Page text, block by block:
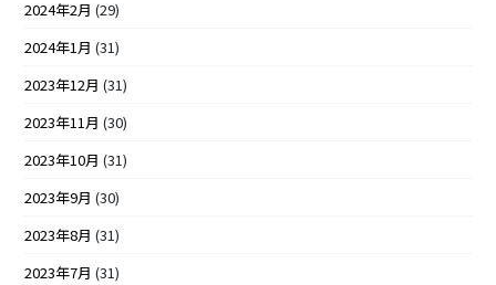
2024年2月 (29)
2024年1月 (31)
2023年12月 (31)
2023年11月 (30)
2023年10月 (31)
2023年9月 (30)
2023年8月 (31)
2023年7月 (31)